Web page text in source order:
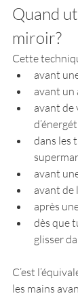
Quand
miroir?
Cette
avant
avant un
avant de
dans les
avant
avant de
après
dès que
glisser
C’est
les mains